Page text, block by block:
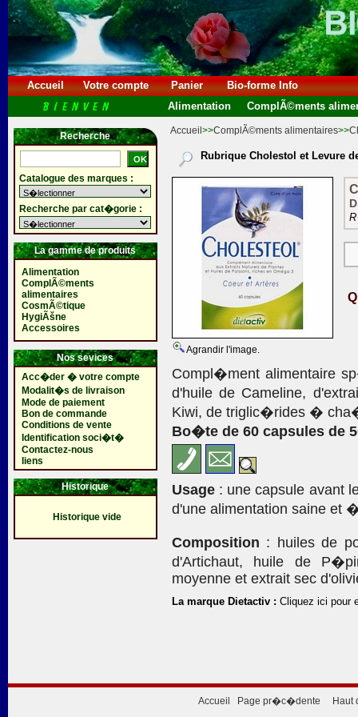
Accueil Votre compte Panier
Bio-forme Info
Alimentation
ComplÃ©ments
Recherche
Catalogue des marques :
Recherche par cat�gorie :
La gamme de produits
Alimentation
ComplÃ©ments
alimentaires
CosmÃ©tique
HygiÃšne
Accessoires
Nos sevices
Acc�der � votre compte
Modalit�s de livraison
Mode de paiement
Bon de commande
Conditions de vente
Identification soci�t�
Contactez-nous
liens
Historique
Historique vide
Accueil >>ComplÃ©ments alimentaires>>
Rubrique Cholestol et Levure
Agrandir l'image.
Compl�ment alimentaire
d'huile de Cameline,
Kiwi, de triglic�rides �
Bo�te de 60 capsules de
Usage : une capsule avant
d'une alimentation saine et
Composition : huiles de
d'Artichaut, huile de
moyenne et extrait sec
La marque Dietactiv : Cliquez ici pour
Accueil Page pr�c�dente Haut